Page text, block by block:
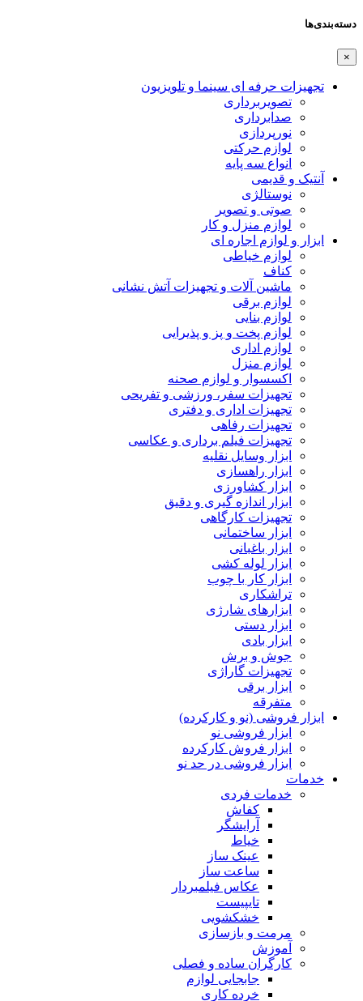
دسته‌بندی‌ها
×
تجهیزات حرفه ای سینما و تلویزیون
تصویربرداری
صدابرداری
نورپردازی
لوازم حرکتی
انواع سه پایه
آنتیک و قدیمی
نوستالژی
صوتی و تصویر
لوازم منزل و کار
ابزار و لوازم اجاره ای
لوازم خیاطی
کناف
ماشین آلات و تجهیزات آتش نشانی
لوازم برقی
لوازم بنایی
لوازم پخت و پز و پذیرایی
لوازم اداری
لوازم منزل
اکسسوار و لوازم صحنه
تجهیزات سفر، ورزشی و تفریحی
تجهیزات اداری و دفتری
تجهیزات رفاهی
تجهیزات فیلم برداری و عکاسی
ابزار وسایل نقلیه
ابزار راهسازی
ابزار کشاورزی
ابزار اندازه گیری و دقیق
تجهیزات کارگاهی
ابزار ساختمانی
ابزار باغبانی
ابزار لوله کشی
ابزار کار با چوب
تراشکاری
ابزارهای شارژی
ابزار دستی
ابزار بادی
جوش و برش
تجهیزات گاراژی
ابزار برقی
متفرقه
ابزار فروشی (نو و کارکرده)
ابزار فروشی نو
ابزار فروش کارکرده
ابزار فروشی در حد نو
خدمات
خدمات فردی
کفاش
آرایشگر
خیاط
عینک ساز
ساعت ساز
عکاس فیلمبردار
تایپیست
خشکشویی
مرمت و بازسازی
آموزش
کارگران ساده و فصلی
جابجایی لوازم
خرده کاری